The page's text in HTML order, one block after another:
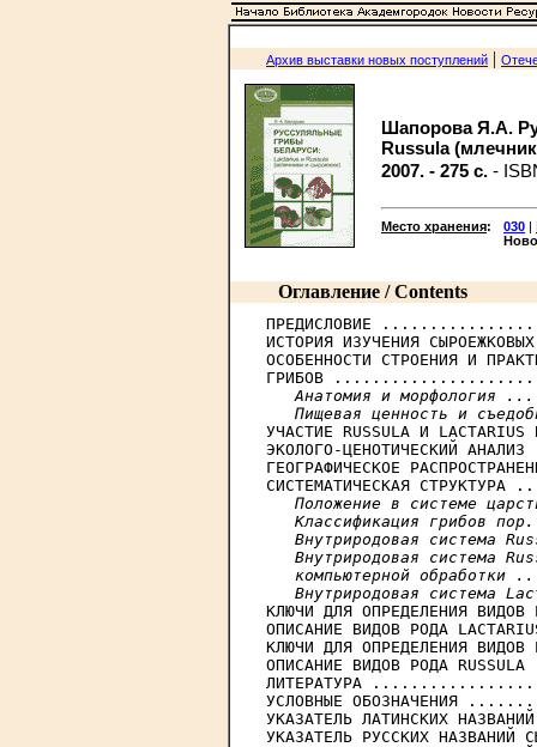
Архив выставки новых поступлений |
Шапорова Я.А.
Russula
2007. - 275 с. -
Место хранения: 030 |
Оглавление / Contents
ПРЕДИСЛОВИЕ
ИСТОРИЯ ИЗУЧЕНИЯ
ОСОБЕННОСТИ СТРОЕНИЯ И
ГРИБОВ
Анатомия и
Пищевая ценность и
УЧАСТИЕ RUSSULA И
ЭКОЛОГО-
ГЕОГРАФИЧЕСКОЕ
СИСТЕМАТИЧЕСКАЯ
Положение в
Классификация грибов
Внутриродовая система
Внутриродовая система
компьютерной обработки
Внутриродовая система
КЛЮЧИ ДЛЯ ОПРЕДЕЛЕНИЯ
ОПИСАНИЕ ВИДОВ РОДА
КЛЮЧИ ДЛЯ ОПРЕДЕЛЕНИЯ
ОПИСАНИЕ ВИДОВ РОДА
ЛИТЕРАТУРА
УСЛОВНЫЕ
УКАЗАТЕЛЬ ЛАТИНСКИХ
УКАЗАТЕЛЬ РУССКИХ